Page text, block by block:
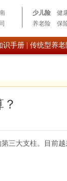
少儿险 健
养老险
保
识手册 传统型养老
三大支柱。目前